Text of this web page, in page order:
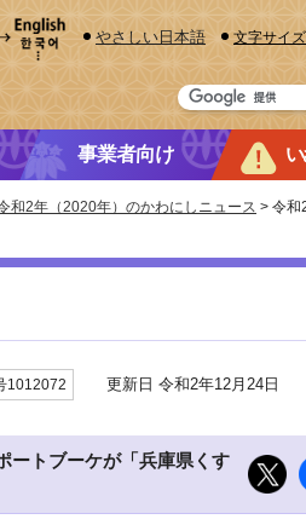
やさしい日本語 文字サイ
事業者向け い
和2年（2020年）のかわにしニュース > 令和
1012072 更新日 令和2年12月24日
トブーケが「兵庫県くす